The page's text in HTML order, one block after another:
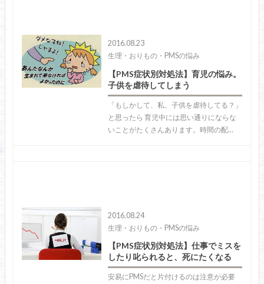
2016.08.23
生理・おりもの・PMSの悩み
【PMS症状別対処法】育児の悩み。
子供を虐待してしまう
「もしかして、私、子供を虐待してる？」
と思ったら 育児中には思い通りにならな
いことがたくさんあります。時間の配…
2016.08.24
生理・おりもの・PMSの悩み
【PMS症状別対処法】仕事でミスを
したり叱られると、死にたくなる
安易にPMSだと片付けるのは注意が必要